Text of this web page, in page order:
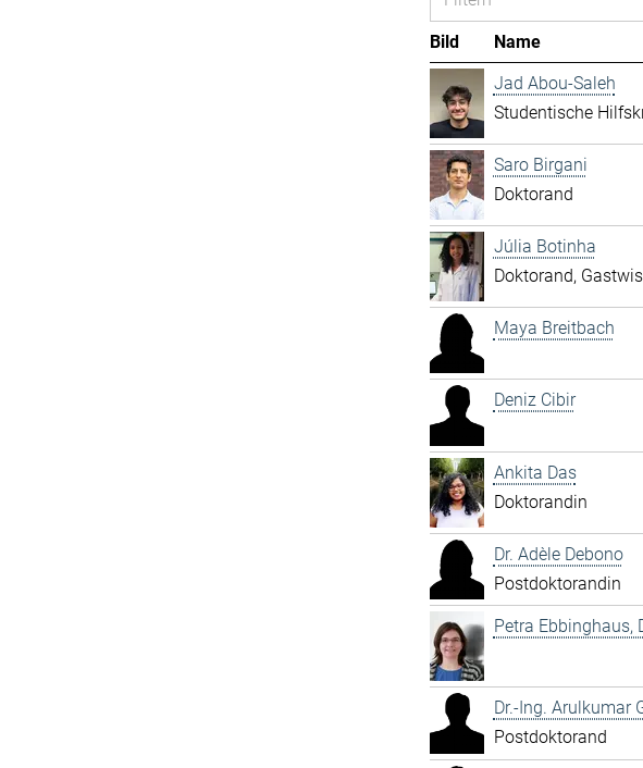
Bild Name
Jad Abou-Saleh
Studentische
Saro Birgani
Doktorand
Júlia Botinha
Doktorand,
Maya Breitbach
Deniz Cibir
Ankita Das
Doktorandin
Dr. Adèle Debono
Postdoktorandin
Petra Ebbinghaus,
Dr.-Ing. Arulkumar
Postdoktorand